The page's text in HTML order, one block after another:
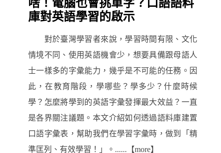
啥！電腦也會挑單字？口語語料
庫對英語學習的啟示
對於臺灣學習者來說，學習時間有限、文化
情境不同、使用英語機會少，想要具備跟母語人
士一樣多的字彙能力，幾乎是不可能的任務。因
此，在教育階段，學哪些？學多少？什麼時候
學？怎麼將學到的英語字彙發揮最大效益？一直
是各界關注議題。本文介紹如何透過語料庫建置
口語字彙表，幫助我們在學習字彙時，做到「精
準匡列、有效學習！」。......【more】